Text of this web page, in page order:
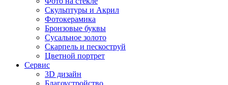
Скульптуры и Акрил
Фотокерамика
Бронзовые буквы
Сусальное золото
Скарпель и пескоструй
Цветной портрет
Сервис
3D дизайн